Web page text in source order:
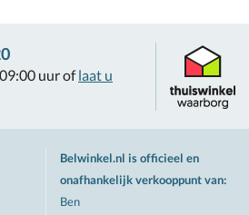
uur of laat u
Belwinkel.nl is officieel en
onafhankelijk verkooppunt van:
Ben